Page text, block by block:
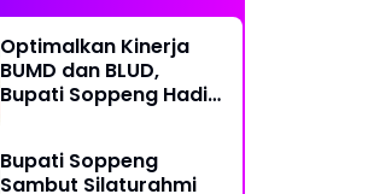
Optimalkan Kinerja
BUMD dan BLUD,
Bupati Soppeng Hadiri
Makassar
Bupati Soppeng
Sambut Silaturahmi